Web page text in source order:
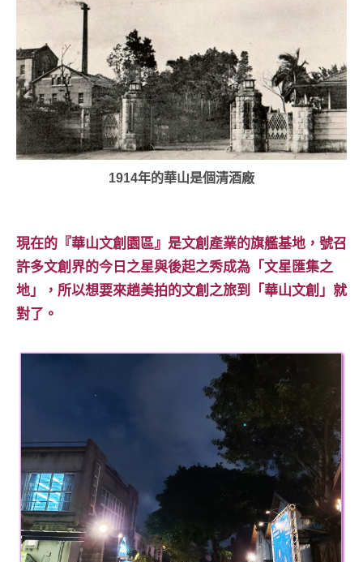
客
及
旅
遊
雜
誌
光
局
合
作
達
對
1914年的華山是個清酒廠
現在的『華山文創園區』是文創產業的旗艦基地，號召
許多文創界的今日之星與後起之秀成為「文星匯集之
地」，所以想要來趟美拍的文創之旅到「華山文創」就
對了。